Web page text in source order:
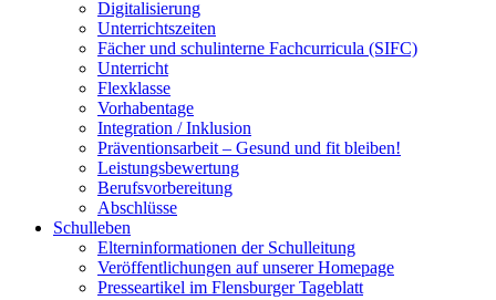
Digitalisierung
Unterrichtszeiten
Fächer und schulinterne Fachcurricula (SIFC)
Unterricht
Flexklasse
Vorhabentage
Integration / Inklusion
Präventionsarbeit – Gesund und fit bleiben!
Leistungsbewertung
Berufsvorbereitung
Abschlüsse
Schulleben
Elterninformationen der Schulleitung
Veröffentlichungen auf unserer Homepage
Presseartikel im Flensburger Tageblatt